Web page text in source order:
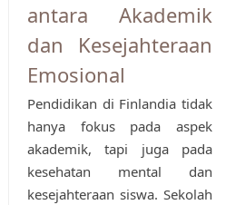
antara Akademik
dan Kesejahteraan
Emosional
Pendidikan di Finlandia tidak
hanya fokus pada aspek
akademik, tapi juga pada
kesehatan mental dan
kesejahteraan siswa. Sekolah